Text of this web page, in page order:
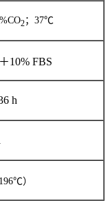
2；37℃
10% FBS
h
）